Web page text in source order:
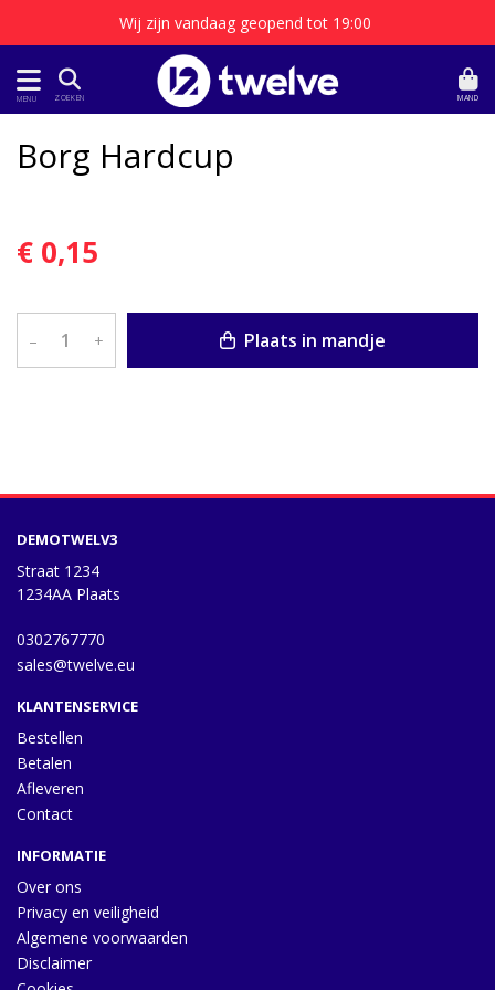
Wij zijn vandaag geopend tot 19:00
MENU ZOEKEN MAND
Borg Hardcup
€ 0,15
– + Plaats in mandje
DEMOTWELV3
Straat 1234
1234AA Plaats
0302767770
sales@twelve.eu
KLANTENSERVICE
Bestellen
Betalen
Afleveren
Contact
INFORMATIE
Over ons
Privacy en veiligheid
Algemene voorwaarden
Disclaimer